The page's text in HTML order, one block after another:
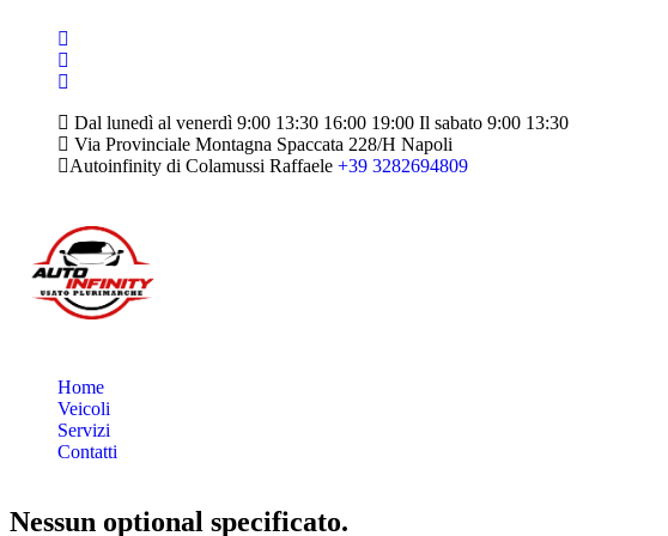
Dal lunedì al venerdì 9:00 13:30 16:00 19:00 Il sabato 9:00 13:30
Via Provinciale Montagna Spaccata 228/H Napoli
Autoinfinity di Colamussi Raffaele +39 3282694809
Home
Veicoli
Servizi
Contatti
Nessun optional specificato.